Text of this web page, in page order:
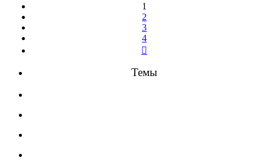
1
2
3
4
Темы